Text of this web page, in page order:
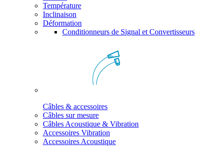
Température
Inclinaison
Déformation
Conditionneurs de Signal et Convertisseurs
Câbles & accessoires
Câbles sur mesure
Câbles Acoustique & Vibration
Accessoires Vibration
Accessoires Acoustique